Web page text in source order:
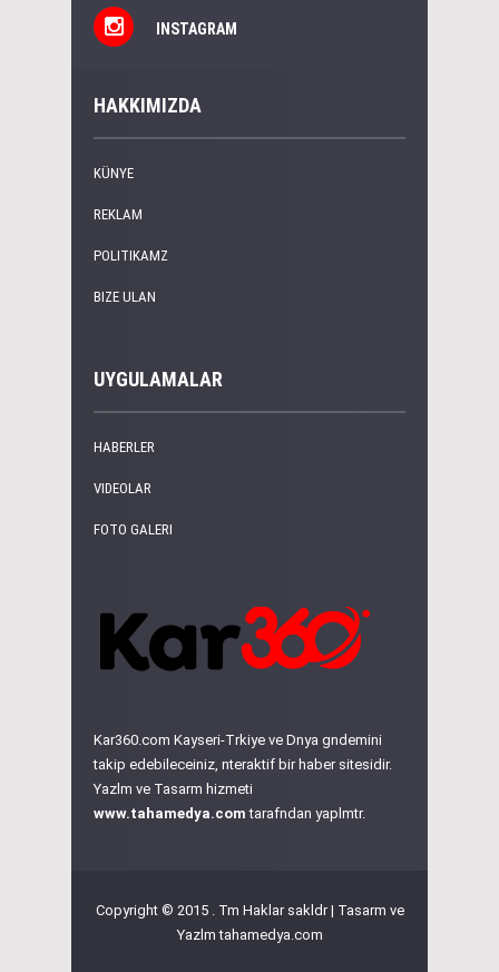
INSTAGRAM
HAKKIMIZDA
KÜNYE
REKLAM
POLITIKAMZ
BIZE ULAN
UYGULAMALAR
HABERLER
VIDEOLAR
FOTO GALERI
Kar360.com Kayseri-Trkiye ve Dnya gndemini
takip edebileceiniz, nteraktif bir haber sitesidir.
Yazlm ve Tasarm hizmeti
www.tahamedya.com tarafndan yaplmtr.
Copyright © 2015 . Tm Haklar sakldr | Tasarm ve
Yazlmtahamedya.com